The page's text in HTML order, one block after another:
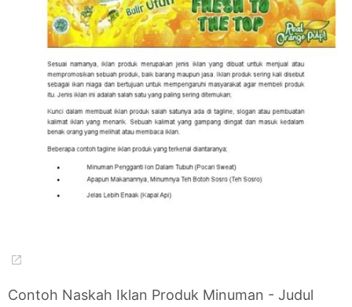
Contoh Naskah Iklan Produk Minuman - Judul